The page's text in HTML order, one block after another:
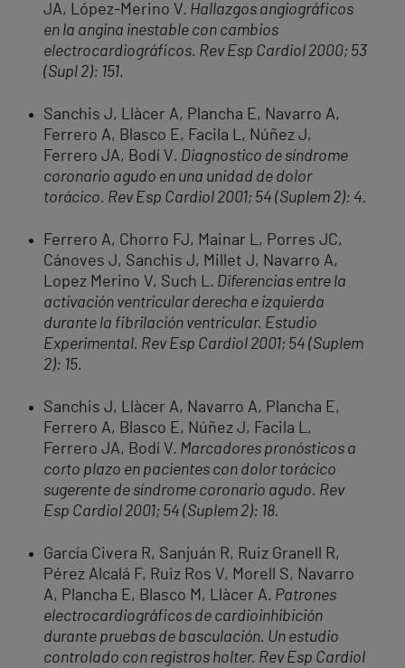
JA, López-Merino V. Hallazgos angiográficos
en la angina inestable con cambios
electrocardiográficos. Rev Esp Cardiol 2000; 53
(Supl 2): 151.
Sanchis J, Llàcer A, Plancha E, Navarro A,
Ferrero A, Blasco E, Facila L, Núñez J,
Ferrero JA, Bodí V. Diagnostico de síndrome
coronario agudo en una unidad de dolor
torácico. Rev Esp Cardiol 2001; 54 (Suplem 2): 4.
Ferrero A, Chorro FJ, Mainar L, Porres JC,
Cánoves J, Sanchis J, Millet J, Navarro A,
Lopez Merino V, Such L. Diferencias entre la
activación ventricular derecha e izquierda
durante la fibrilación ventricular. Estudio
Experimental. Rev Esp Cardiol 2001; 54 (Suplem
2): 15.
Sanchis J, Llàcer A, Navarro A, Plancha E,
Ferrero A, Blasco E, Núñez J, Facila L,
Ferrero JA, Bodí V. Marcadores pronósticos a
corto plazo en pacientes con dolor torácico
sugerente de síndrome coronario agudo. Rev
Esp Cardiol 2001; 54 (Suplem 2): 18.
García Civera R, Sanjuán R, Ruiz Granell R,
Pérez Alcalá F, Ruiz Ros V, Morell S, Navarro
A, Plancha E, Blasco M, Llàcer A. Patrones
electrocardiográficos de cardioinhibición
durante pruebas de basculación. Un estudio
controlado con registros holter. Rev Esp Cardiol